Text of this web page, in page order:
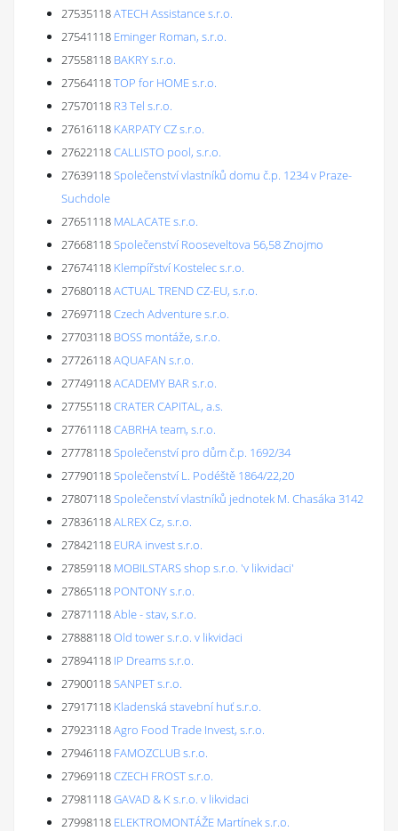
27535118ATECH Assistance s.r.o.
27541118 Eminger Roman, s.r.o.
27558118 BAKRY s.r.o.
27564118TOP for HOME s.r.o.
27570118 R3 Tel s.r.o.
27616118 KARPATY CZ s.r.o.
27622118CALLISTO pool, s.r.o.
27639118Společenství vlastníků domu č.p. 1234 v Praze-
Suchdole
27651118 MALACATE s.r.o.
27668118Společenství Rooseveltova 56,58 Znojmo
27674118 Klempířství Kostelec s.r.o.
27680118ACTUAL TREND CZ-EU, s.r.o.
27697118Czech Adventure s.r.o.
27703118 BOSS montáže, s.r.o.
27726118AQUAFAN s.r.o.
27749118ACADEMY BAR s.r.o.
27755118CRATER CAPITAL, a.s.
27761118CABRHA team, s.r.o.
27778118Společenství pro dům č.p. 1692/34
27790118Společenství L. Podéště 1864/22,20
27807118Společenství vlastníků jednotek M. Chasáka 3142
27836118ALREX Cz, s.r.o.
27842118 EURA invest s.r.o.
27859118 MOBILSTARS shop s.r.o. 'v likvidaci'
27865118 PONTONY s.r.o.
27871118Able - stav, s.r.o.
27888118Old tower s.r.o. v likvidaci
27894118 IP Dreams s.r.o.
27900118SANPET s.r.o.
27917118 Kladenská stavební huť s.r.o.
27923118Agro Food Trade Invest, s.r.o.
27946118 FAMOZCLUB s.r.o.
27969118CZECH FROST s.r.o.
27981118GAVAD & K s.r.o. v likvidaci
27998118 ELEKTROMONTÁŽE Martínek s.r.o.